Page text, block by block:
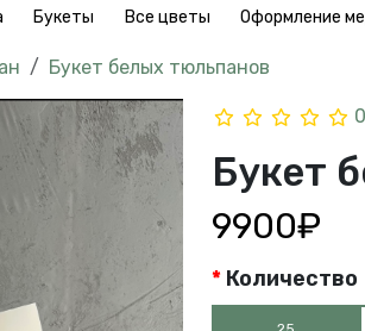
Букеты Все цветы Оформление
Букет белых тюльпанов
0
Букет
9900₽
Количество